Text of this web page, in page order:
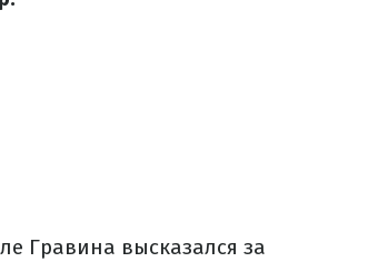
Гравина высказался за